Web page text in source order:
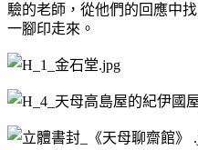
驗的老師，從他們的回應中
一腳印走來。